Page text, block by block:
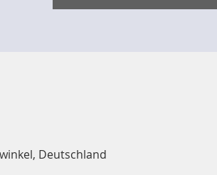
Deutschland